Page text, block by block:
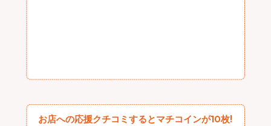
お店への応援クチコミするとマチコインが10枚!